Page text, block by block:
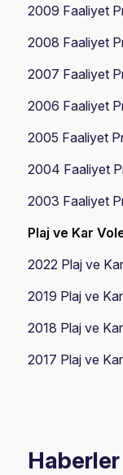
2009 Faaliyet
2008 Faaliyet
2007 Faaliyet
2006 Faaliyet
2005 Faaliyet
2004 Faaliyet
2003 Faaliyet
Plaj ve Kar
2022 Plaj ve
2019 Plaj ve
2018 Plaj ve
2017 Plaj ve
Haberler